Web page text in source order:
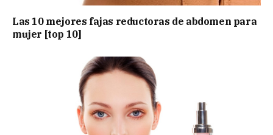
Las 10 mejores fajas reductoras de abdomen para
mujer [top 10]